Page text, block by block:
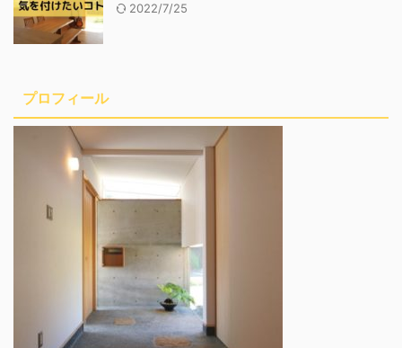
2022/7/25
プロフィール